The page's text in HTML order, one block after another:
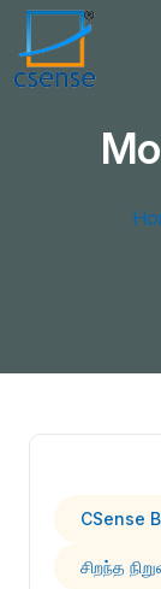
CSense
சிறந்த